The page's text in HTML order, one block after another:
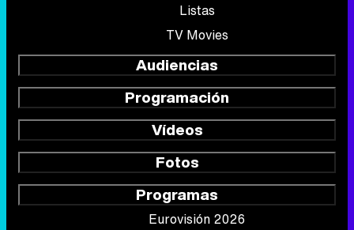
Listas
TV Movies
Audiencias
Programación
Vídeos
Fotos
Programas
Eurovisión 2026